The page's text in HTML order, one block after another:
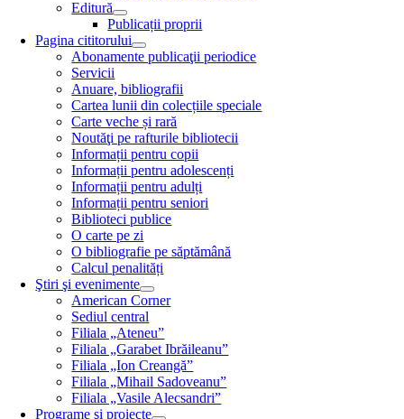
Editură
Publicații proprii
Pagina cititorului
Abonamente publicaţii periodice
Servicii
Anuare, bibliografii
Cartea lunii din colecțiile speciale
Carte veche și rară
Noutăţi pe rafturile bibliotecii
Informații pentru copii
Informații pentru adolescenți
Informații pentru adulți
Informații pentru seniori
Biblioteci publice
O carte pe zi
O bibliografie pe săptămână
Calcul penalități
Ştiri şi evenimente
American Corner
Sediul central
Filiala „Ateneu”
Filiala „Garabet Ibrăileanu”
Filiala „Ion Creangă”
Filiala „Mihail Sadoveanu”
Filiala „Vasile Alecsandri”
Programe şi proiecte